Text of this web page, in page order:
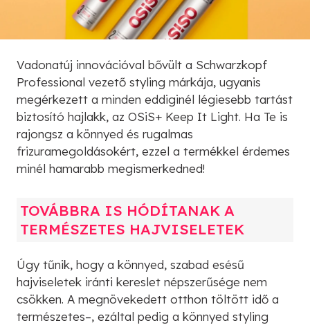
Vadonatúj innovációval bővült a Schwarzkopf
Professional vezető styling márkája, ugyanis
megérkezett a minden eddiginél légiesebb tartást
biztosító hajlakk, az OSiS+ Keep It Light. Ha Te is
rajongsz a könnyed és rugalmas
frizuramegoldásokért, ezzel a termékkel érdemes
minél hamarabb megismerkedned!
TOVÁBBRA IS HÓDÍTANAK A
TERMÉSZETES HAJVISELETEK
Úgy tűnik, hogy a könnyed, szabad esésű
hajviseletek iránti kereslet népszerűsége nem
csökken. A megnövekedett otthon töltött idő a
természetes–, ezáltal pedig a könnyed styling